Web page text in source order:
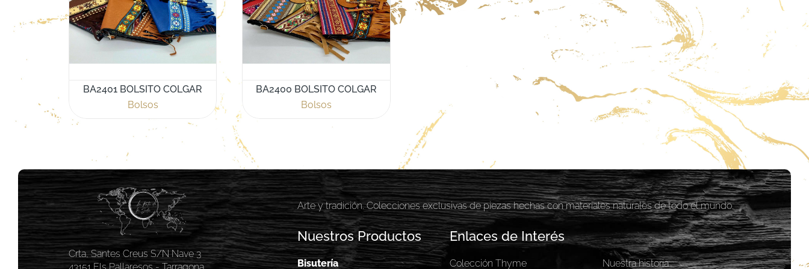
BA2401 BOLSITO COLGAR
Bolsos
BA2400 BOLSITO COLGAR
Bolsos
Crta, Santes Creus S/N Nave 3
Arte y tradición. Colecciones exclusivas de piezas hechas con materiales naturales de todo el mundo.
Nuestros Productos
Bisutería
Enlaces de Interés
Colección Thyme Nuestra historia